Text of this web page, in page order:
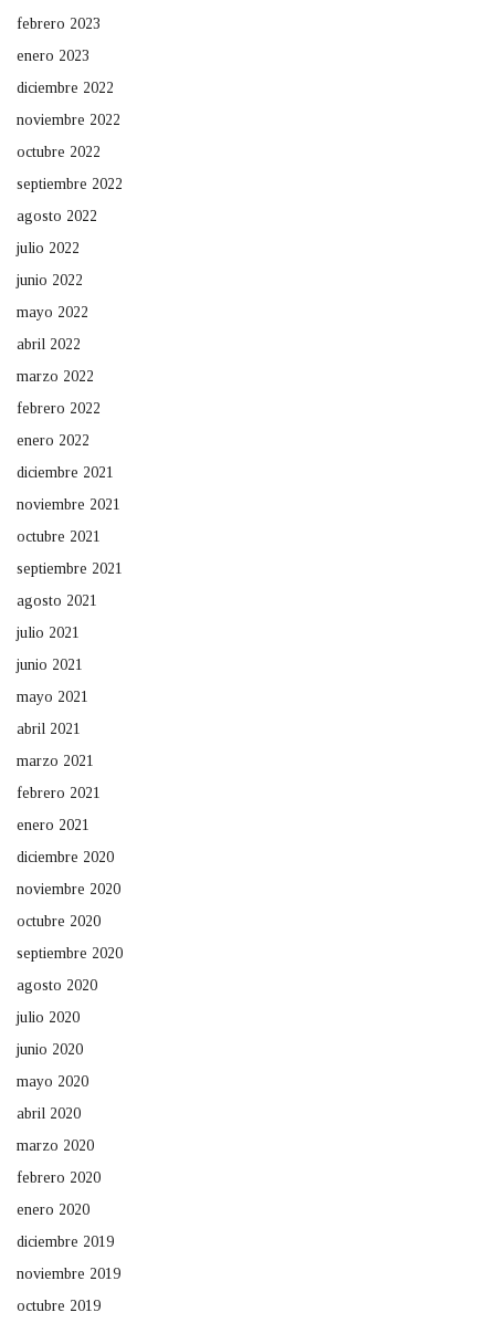
febrero 2023
enero 2023
diciembre 2022
noviembre 2022
octubre 2022
septiembre 2022
agosto 2022
julio 2022
junio 2022
mayo 2022
abril 2022
marzo 2022
febrero 2022
enero 2022
diciembre 2021
noviembre 2021
octubre 2021
septiembre 2021
agosto 2021
julio 2021
junio 2021
mayo 2021
abril 2021
marzo 2021
febrero 2021
enero 2021
diciembre 2020
noviembre 2020
octubre 2020
septiembre 2020
agosto 2020
julio 2020
junio 2020
mayo 2020
abril 2020
marzo 2020
febrero 2020
enero 2020
diciembre 2019
noviembre 2019
octubre 2019